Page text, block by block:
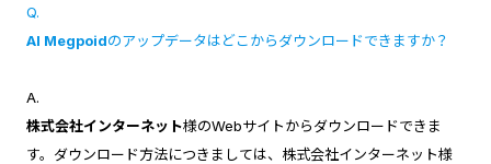
Q.
AI Megpoidのアップデータはどこからダウンロードできますか？
A.
株式会社インターネット様のWebサイトからダウンロードできま
す。ダウンロード方法につきましては、株式会社インターネット様